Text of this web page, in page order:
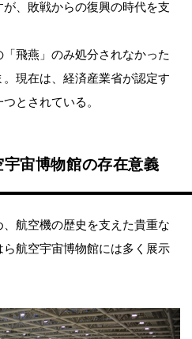
が、敗戦からの復興の時代を支
飛燕」のみ処分されなかった
現在は、経済産業省が認定す
とされている。
宙博物館の存在意義
航空機の歴史を支えた貴重な
航空宇宙博物館には多く展示